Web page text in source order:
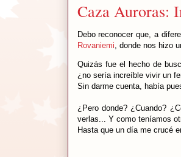
Caza Auroras:
Debo reconocer que, a
Rovaniemi, donde nos hizo
Quizás fue el hecho de
¿no sería increíble vivir un
Sin darme cuenta, había
¿Pero donde? ¿Cuando?
verlas... Y como teníamos
Hasta que un día me crucé